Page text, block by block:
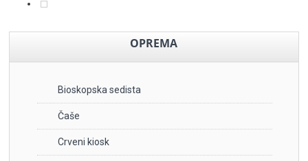
OPREMA
Bioskopska sedista
Čaše
Crveni kiosk